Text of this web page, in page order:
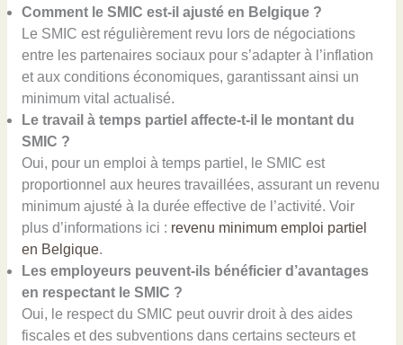
Comment le SMIC est-il ajusté en Belgique ?
Le SMIC est régulièrement revu lors de négociations
entre les partenaires sociaux pour s’adapter à l’inflation
et aux conditions économiques, garantissant ainsi un
minimum vital actualisé.
Le travail à temps partiel affecte-t-il le montant du
SMIC ?
Oui, pour un emploi à temps partiel, le SMIC est
proportionnel aux heures travaillées, assurant un revenu
minimum ajusté à la durée effective de l’activité. Voir
plus d’informations ici : revenu minimum emploi partiel
en Belgique.
Les employeurs peuvent-ils bénéficier d’avantages
en respectant le SMIC ?
Oui, le respect du SMIC peut ouvrir droit à des aides
fiscales et des subventions dans certains secteurs et